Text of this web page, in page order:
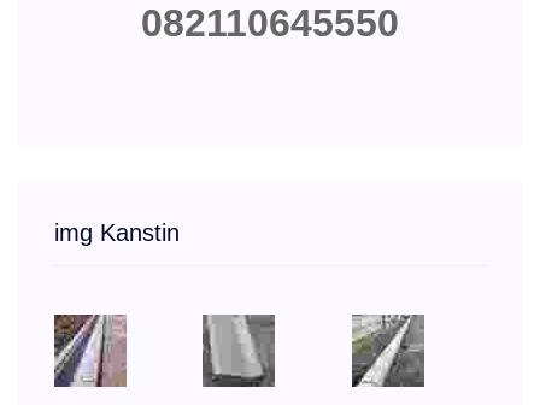
082110645550
img Kanstin